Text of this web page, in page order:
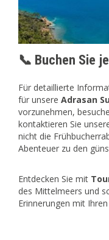
📞 Buchen Sie
Für detaillierte
für unsere Adrasan
vorzunehmen,
kontaktieren Sie
nicht die
Abenteuer zu den
Entdecken Sie mit
des Mittelmeers und
Erinnerungen mit